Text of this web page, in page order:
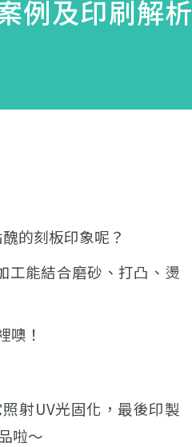
例及印刷解析
的刻板印象呢？
工能結合磨砂、打凸、燙
噢！
射UV光固化， 最後印製
啦～